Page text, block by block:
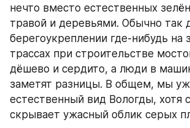
нечто вместо естественных
травой и деревьями. Обычно так
берегоукреплении где-нибудь на
трассах при строительстве
дёшево и сердито, а люди в
заметят разницы. В общем, мы
естественный вид Вологды, хотя
скрывает ужасный облик серых